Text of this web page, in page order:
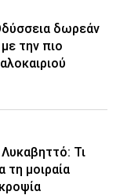
δωρεάν
την πιο
Τι
τη μοιραία